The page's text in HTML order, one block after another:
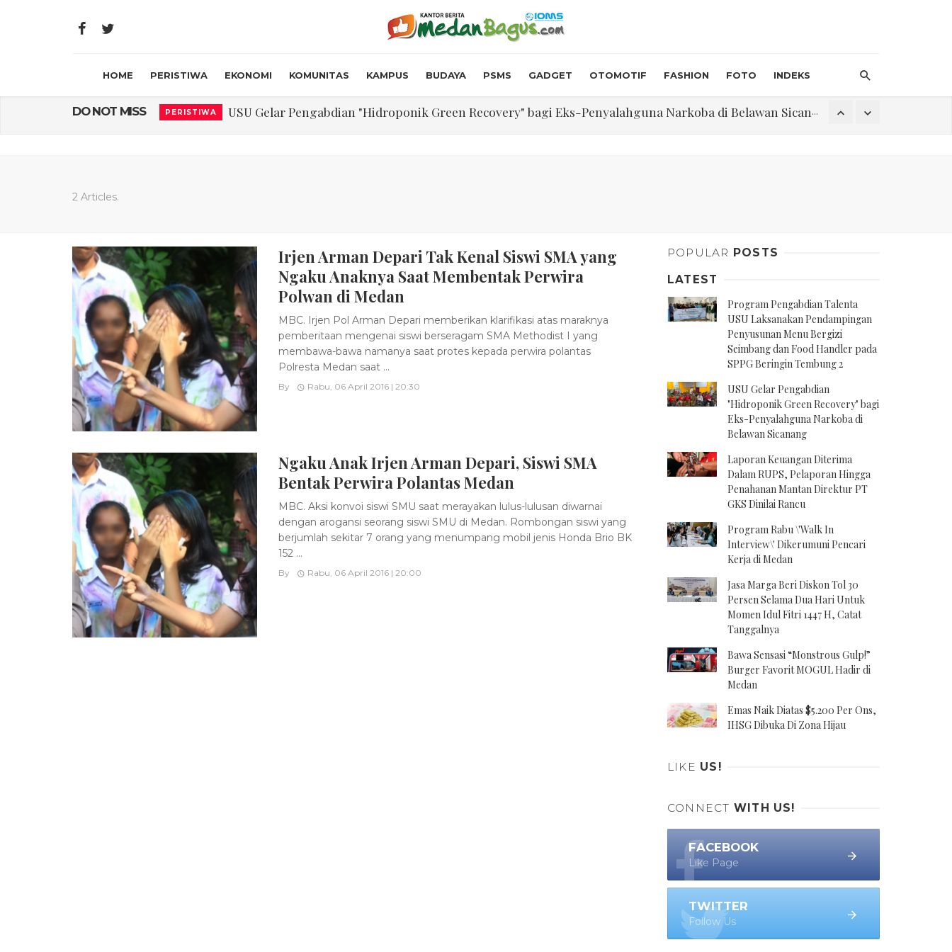
HOME PERISTIWA EKONOMI KOMUNITAS KAMPUS BUDAYA PSMS GADGET OTOMOTIF FASHION FOTO INDEKS
DO NOT MISS PERISTIWA Laporan Keuangan Diterima Dalam RUPS, Pelaporan Hingga Penahanan Mantan Direktur PT GKS Dinilai Rancu
PERISTIWA USU Gelar Pengabdian "Hidroponik Green Recovery" bagi Eks-Penyalahguna Narkoba di Belawan Sicanang
2 Articles.
Irjen Arman Depari Tak Kenal Siswi SMA yang
Ngaku Anaknya Saat Membentak Perwira
Polwan di Medan
MBC. Irjen Pol Arman Depari memberikan klarifikasi atas maraknya
pemberitaan mengenai siswi berseragam SMA Methodist I yang
membawa-bawa namanya saat protes kepada perwira polantas
Polresta Medan saat ...
By Rabu, 06 April 2016 | 20:30
Ngaku Anak Irjen Arman Depari, Siswi SMA
Bentak Perwira Polantas Medan
MBC. Aksi konvoi siswi SMU saat merayakan lulus-lulusan diwarnai
dengan arogansi seorang siswi SMU di Medan. Rombongan siswi yang
berjumlah sekitar 7 orang yang menumpang mobil jenis Honda Brio BK
152 ...
By Rabu, 06 April 2016 | 20:00
POPULAR POSTS
LATEST
Program Pengabdian Talenta
USU Laksanakan Pendampingan
Penyusunan Menu Bergizi
Seimbang dan Food Handler pada
SPPG Beringin Tembung 2
USU Gelar Pengabdian
"Hidroponik Green Recovery" bagi
Eks-Penyalahguna Narkoba di
Belawan Sicanang
Laporan Keuangan Diterima
Dalam RUPS, Pelaporan Hingga
Penahanan Mantan Direktur PT
GKS Dinilai Rancu
Program Rabu \'Walk In
Interview\' Dikerumuni Pencari
Kerja di Medan
Jasa Marga Beri Diskon Tol 30
Persen Selama Dua Hari Untuk
Momen Idul Fitri 1447 H, Catat
Tanggalnya
Bawa Sensasi “Monstrous Gulp!”
Burger Favorit MOGUL Hadir di
Medan
Emas Naik Diatas $5.200 Per Ons,
IHSG Dibuka Di Zona Hijau
LIKE US!
CONNECT WITH US!
FACEBOOK
Like Page
TWITTER
Follow Us